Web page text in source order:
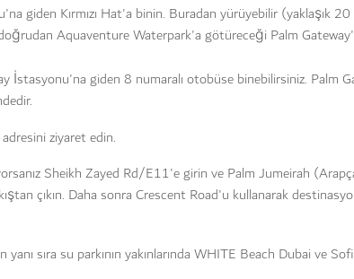
giden Kırmızı Hat'a binin. Buradan yürüyebilir (yaklaşık
Aquaventure Waterpark'a götüreceği Palm
İstasyonu'na giden 8 numaralı otobüse binebilirsiniz. Palm
adresini ziyaret edin.
Sheikh Zayed Rd/E11'e girin ve Palm Jumeirah
çıkın. Daha sonra Crescent Road'u kullanarak
sıra su parkının yakınlarında WHITE Beach Dubai ve